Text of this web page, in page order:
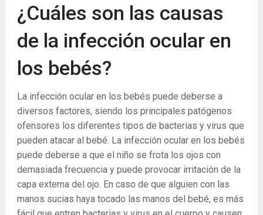
¿Cuáles son las causas
de la infección ocular en
los bebés?
La infección ocular en los bebés puede deberse a
diversos factores, siendo los principales patógenos
ofensores los diferentes tipos de bacterias y virus que
pueden atacar al bebé. La infección ocular en los bebés
puede deberse a que el niño se frota los ojos con
demasiada frecuencia y puede provocar irritación de la
capa externa del ojo. En caso de que alguien con las
manos sucias haya tocado las manos del bebé, es más